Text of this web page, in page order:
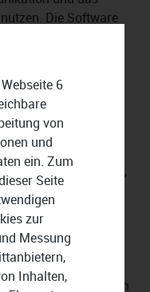
Die Software
auf Wunsch mit
Integrationen mit
lassen sich
Auch um das
der
gesammelten
zur Verfügung.
Bestellungen,
Servern, die sich
Speicherung und
18 Standard.
entscheiden,
über den
ihrem alten System
6
von
und
ein. Zum
Seite
zur
Messung
Inhalten,